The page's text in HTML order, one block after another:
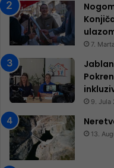
7.
9. Jula
13.